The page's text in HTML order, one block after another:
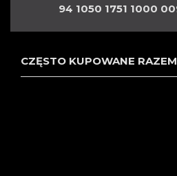
94 1050 1751 1000
CZĘSTO KUPOWANE RAZEM